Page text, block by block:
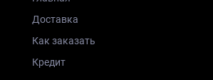
Доставка
Как заказать
Кредит